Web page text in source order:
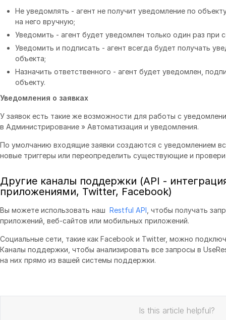
Не уведомлять - агент не получит уведомление по
на него вручную;
Уведомить - агент будет уведомлен только один раз при
Уведомить и подписать - агент всегда будет получать
объекта;
Назначить ответственного - агент будет уведомлен,
объекту.
Уведомления о заявках
У заявок есть такие же возможности для работы с
в Администрирование » Автоматизация и уведомления.
По умолчанию входящие заявки создаются с уведомлением
новые триггеры или переопределить существующие и
Другие каналы поддержки (API -
приложениями, Twitter, Facebook)
Вы можете использовать наш Restful API , чтобы получать
приложений, веб-сайтов или мобильных приложений.
Социальные сети, такие как Facebook и Twitter, можно
Каналы поддержки, чтобы анализировать все запросы в
на них прямо из вашей системы поддержки.
Is this article helpful?